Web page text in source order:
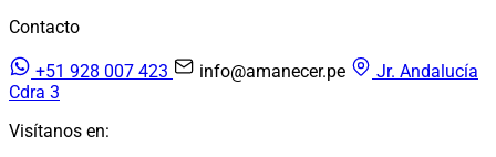
Contacto
+51 928 007 423 info@amanecer.pe
Jr. Andalucía
Cdra 3
Visítanos en: